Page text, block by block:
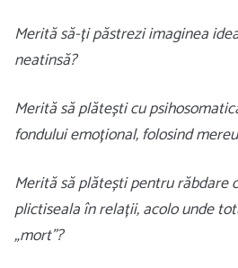
Merită să-ți păstrezi imaginea
neatinsă?
Merită să plătești cu
fondului emoțional, folosind
Merită să plătești pentru răbdare
plictiseala în relații, acolo unde
„mort”?